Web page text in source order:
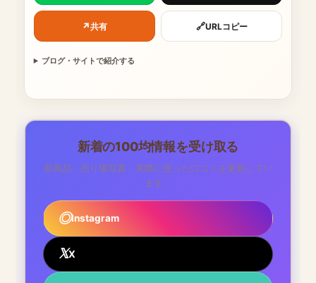
↗共有 🔗URLコピー
ブログ・サイトで紹介する
新着の100均情報を受け取る
新商品・売り場写真・実際に使った口コミを更新してい
ます。
Instagram
X